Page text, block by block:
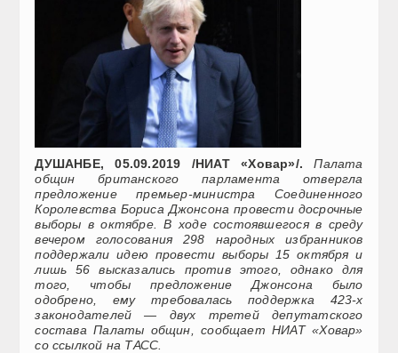
ДУШАНБЕ, 05.09.2019 /НИАТ «Ховар»/.
Палата
общин британского парламента отвергла
предложение премьер-министра Соединенного
Королевства Бориса Джонсона провести досрочные
выборы в октябре. В ходе состоявшегося в среду
вечером голосования 298 народных избранников
поддержали идею провести выборы 15 октября и
лишь 56 высказались против этого, однако для
того, чтобы предложение Джонсона было
одобрено, ему требовалась поддержка 423-х
законодателей — двух третей депутатского
состава Палаты общин, сообщает НИАТ «Ховар»
со ссылкой на ТАСС.